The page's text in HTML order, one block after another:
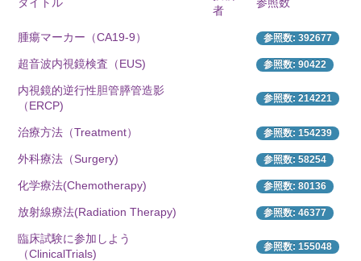
者
腫瘍マーカー（CA19-9） 参照数: 392677
超音波内視鏡検査（EUS) 参照数: 90422
内視鏡的逆行性胆管膵管造影
（ERCP)
参照数: 214221
治療方法（Treatment） 参照数: 154239
外科療法（Surgery) 参照数: 58254
化学療法(Chemotherapy) 参照数: 80136
放射線療法(Radiation Therapy) 参照数: 46377
臨床試験に参加しよう
（ClinicalTrials)
参照数: 155048